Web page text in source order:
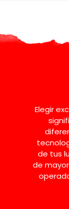
Elegir
de tus
de